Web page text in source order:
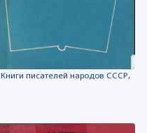
Книги писателей народов СССР,